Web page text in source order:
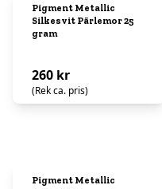
Pigment Metallic
Silkesvit Pärlemor 25
gram
260 kr
(Rek ca. pris)
Pigment Metallic